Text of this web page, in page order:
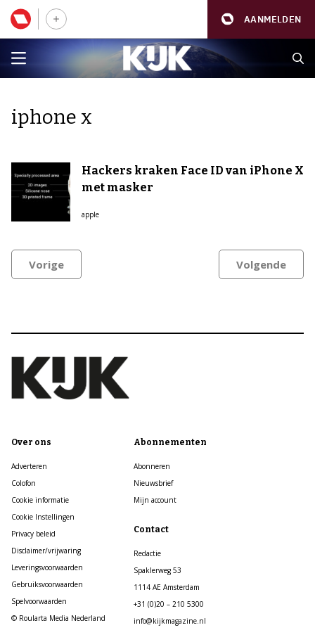
AANMELDEN
iphone x
Hackers kraken Face ID van iPhone X
met masker
apple
Vorige Volgende
Over ons
Adverteren
Colofon
Cookie informatie
Cookie Instellingen
Privacy beleid
Disclaimer/vrijwaring
Leveringsvoorwaarden
Gebruiksvoorwaarden
Spelvoorwaarden
© Roularta Media Nederland
Abonnementen
Abonneren
Nieuwsbrief
Mijn account
Contact
Redactie
Spaklerweg 53
1114 AE Amsterdam
+31 (0)20 – 210 5300
info@kijkmagazine.nl